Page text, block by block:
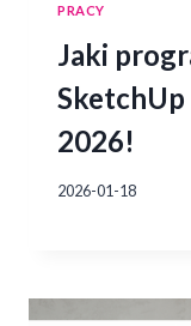
PRACY
Jaki
2026!
2026-01-18